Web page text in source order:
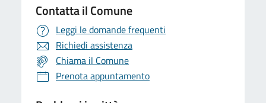
Contatta il Comune
Leggi le domande frequenti
Richiedi assistenza
Chiama il Comune
Prenota appuntamento